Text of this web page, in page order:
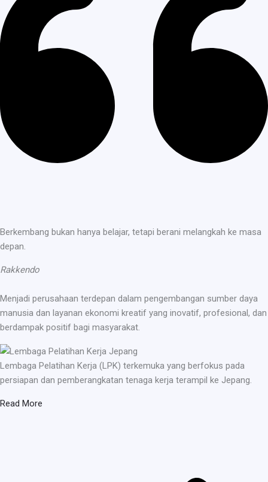
Berkembang bukan hanya belajar, tetapi berani melangkah ke masa
depan.
Rakkendo
Menjadi perusahaan terdepan dalam pengembangan sumber daya
manusia dan layanan ekonomi kreatif yang inovatif, profesional, dan
berdampak positif bagi masyarakat.
Lembaga Pelatihan Kerja (LPK) terkemuka yang berfokus pada
persiapan dan pemberangkatan tenaga kerja terampil ke Jepang.
Read More